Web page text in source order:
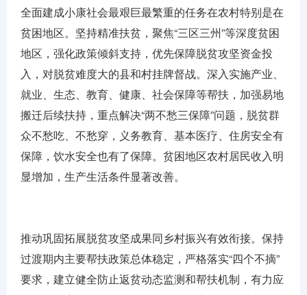
全面建成小康社会最艰巨最繁重的任务在农村特别是在
贫困地区。坚持精准扶贫，聚焦“三区三州”等深度贫困
地区，强化政策倾斜支持，优先保障脱贫攻坚资金投
入，对脱贫难度大的县和村挂牌督战。深入实施产业、
就业、生态、教育、健康、社会保障等帮扶，加强易地
搬迁后续扶持，重点解决“两不愁三保障”问题，脱贫群
众不愁吃、不愁穿，义务教育、基本医疗、住房安全有
保障，饮水安全也有了保障。贫困地区农村居民收入明
显增加，生产生活条件显著改善。
推动巩固拓展脱贫攻坚成果同乡村振兴有效衔接。保持
过渡期内主要帮扶政策总体稳定，严格落实“四个不摘”
要求，建立健全防止返贫动态监测和帮扶机制，有力应